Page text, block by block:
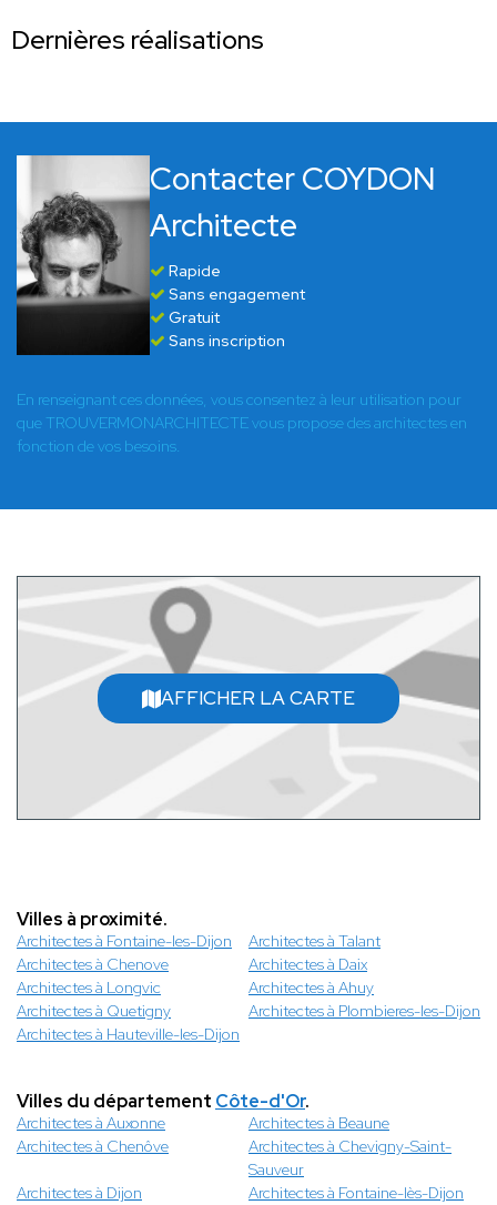
Dernières réalisations
Contacter COYDON
Architecte
Rapide
Sans engagement
Gratuit
Sans inscription
En renseignant ces données, vous consentez à leur utilisation pour
que TROUVERMONARCHITECTE vous propose des architectes en
fonction de vos besoins.
AFFICHER LA CARTE
Villes à proximité.
Architectes à Fontaine-les-Dijon
Architectes à Talant
Architectes à Chenove
Architectes à Daix
Architectes à Longvic
Architectes à Ahuy
Architectes à Quetigny
Architectes à Plombieres-les-Dijon
Architectes à Hauteville-les-Dijon
Villes du département Côte-d'Or.
Architectes à Auxonne
Architectes à Beaune
Architectes à Chenôve
Architectes à Chevigny-Saint-
Sauveur
Architectes à Dijon
Architectes à Fontaine-lès-Dijon